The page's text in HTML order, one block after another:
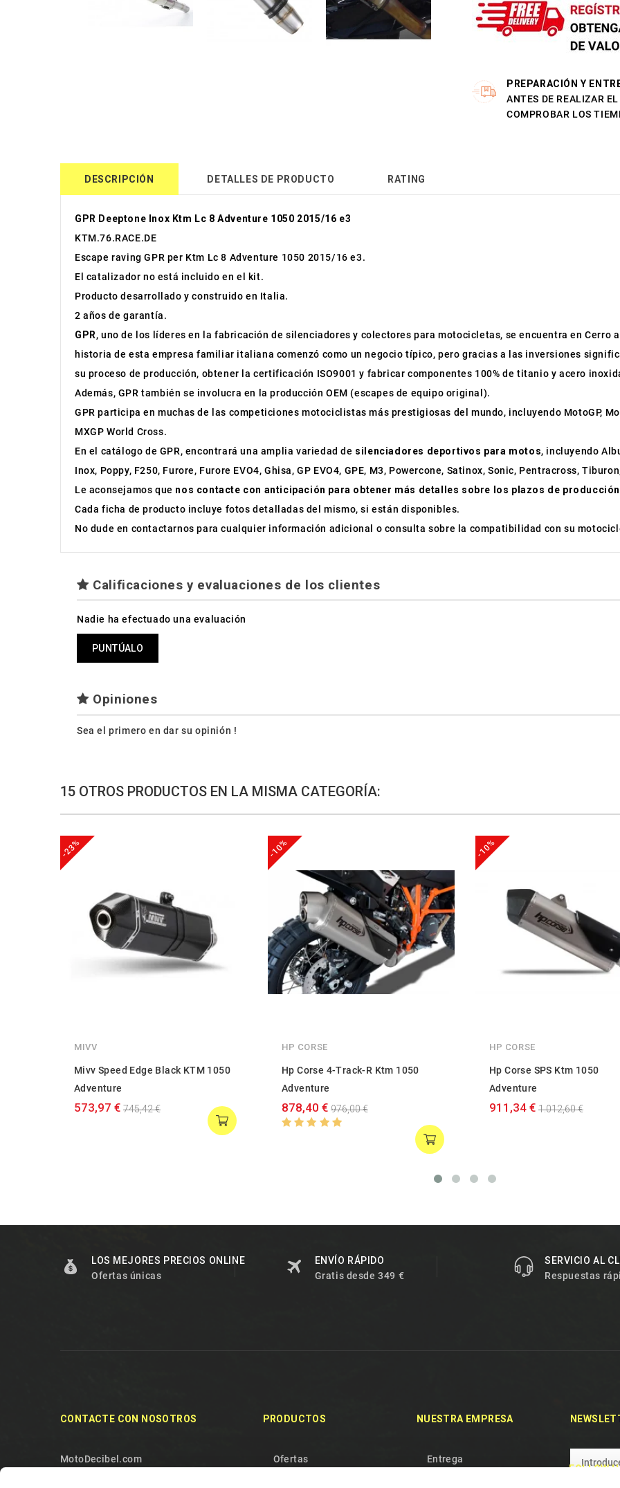
PREPARACIÓN Y
ANTES DE REALIZAR
COMPROBAR LOS
DESCRIPCIÓN DETALLES DE PRODUCTO RATING
GPR Deeptone Inox Ktm Lc 8 Adventure 1050 2015/16 e3
KTM.76.RACE.DE
Escape raving GPR per Ktm Lc 8 Adventure 1050 2015/16 e3.
El catalizador no está incluido en el kit.
Producto desarrollado y construido en Italia.
2 años de garantía.
GPR, uno de los líderes en la fabricación de silenciadores y colectores para motocicletas, se encuentra en Cerro
historia de esta empresa familiar italiana comenzó como un negocio típico, pero gracias a las inversiones
su proceso de producción, obtener la certificación ISO9001 y fabricar componentes 100% de titanio y acero
Además, GPR también se involucra en la producción OEM (escapes de equipo original).
GPR participa en muchas de las competiciones motociclistas más prestigiosas del mundo, incluyendo MotoGP,
MXGP World Cross.
En el catálogo de GPR, encontrará una amplia variedad de silenciadores deportivos para motos, incluyendo
Inox, Poppy, F250, Furore, Furore EVO4, Ghisa, GP EVO4, GPE, M3, Powercone, Satinox, Sonic, Pentracross,
Le aconsejamos que nos contacte con anticipación para obtener más detalles sobre los plazos de
Cada ficha de producto incluye fotos detalladas del mismo, si están disponibles.
No dude en contactarnos para cualquier información adicional o consulta sobre la compatibilidad con su
Calificaciones y evaluaciones de los clientes
Nadie ha efectuado una evaluación
PUNTÚALO
Opiniones
Sea el primero en dar su opinión !
15 OTROS PRODUCTOS EN LA MISMA CATEGORÍA:
-23%
MIVV
Mivv Speed Edge Black KTM 1050
Adventure
573,97 € 745,42 €
-10%
HP CORSE
Hp Corse 4-Track-R Ktm 1050
Adventure
878,40 € 976,00 €
-10%
HP CORSE
Hp Corse SPS Ktm 1050
Adventure
911,34 € 1.012,60 €
LOS MEJORES PRECIOS ONLINE
Ofertas únicas
ENVÍO RÁPIDO
Gratis desde 349 €
SERVICIO AL
Respuestas
CONTACTE CON NOSOTROS
MotoDecibel.com
PRODUCTOS
Ofertas
NUESTRA EMPRESA
Entrega
FOLLOW